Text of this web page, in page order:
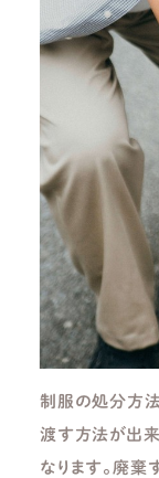
制服の処分方法
渡す方法が出来
なります。廃棄